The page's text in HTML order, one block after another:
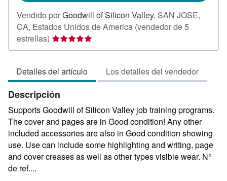
Vendido porGoodwill of Silicon Valley, SAN JOSE,
CA, Estados Unidos de America (vendedor de 5
estrellas) Calificación
del
5
de
5
estrellas
Detalles del artículo Los detalles del vendedor
Descripción
Supports Goodwill of Silicon Valley job training programs.
The cover and pages are in Good condition! Any other
included accessories are also in Good condition showing
use. Use can include some highlighting and writing, page
and cover creases as well as other types visible wear. N°
de ref....